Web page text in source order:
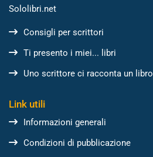
Sololibri.net
Consigli per scrittori
Ti presento i miei... libri
Uno scrittore ci racconta un libro
Link utili
Informazioni generali
Condizioni di pubblicazione